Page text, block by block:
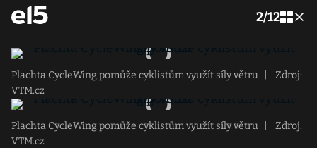
2/12
Plachta CycleWing pomůže cyklistům využít síly větru
Zdroj:
VTM.cz
Plachta CycleWing pomůže cyklistům využít síly větru
Zdroj:
VTM.cz